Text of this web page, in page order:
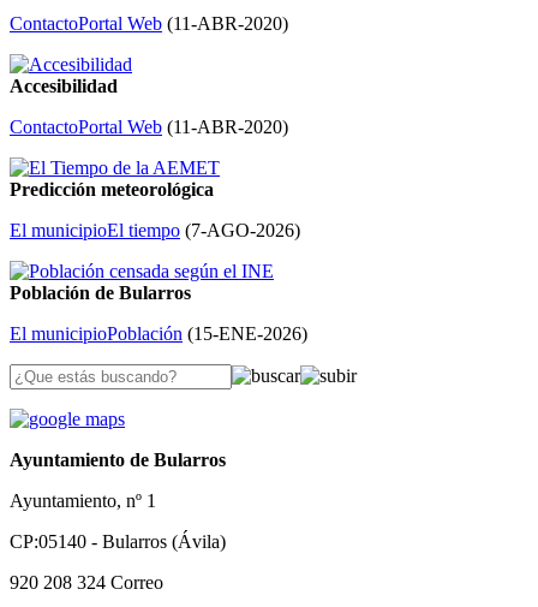
ContactoPortal Web (11-ABR-2020)
Accesibilidad
ContactoPortal Web (11-ABR-2020)
Predicción meteorológica
El municipioEl tiempo (7-AGO-2026)
Población de Bularros
El municipioPoblación (15-ENE-2026)
Ayuntamiento de Bularros
Ayuntamiento, nº 1
CP:05140 - Bularros (Ávila)
920 208 324 Correo